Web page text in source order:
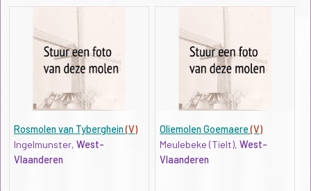
Rosmolen van Tyberghein(V)
Ingelmunster, West-
Vlaanderen
Oliemolen Goemaere(V)
Meulebeke (Tielt),West-
Vlaanderen